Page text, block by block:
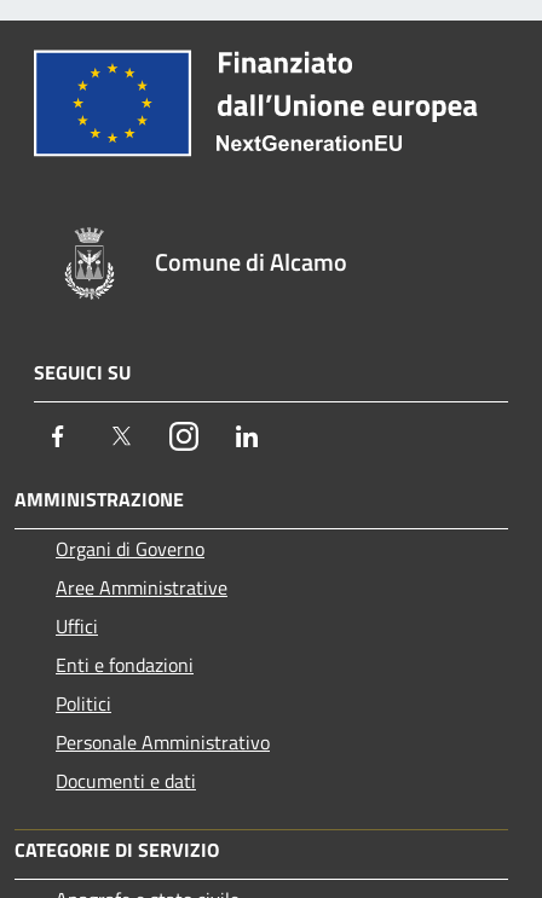
Comune di Alcamo
SEGUICI SU
Facebook TwitterInstagram
AMMINISTRAZIONE
Organi di Governo
Aree Amministrative
Uffici
Enti e fondazioni
Politici
Personale Amministrativo
Documenti e dati
CATEGORIE DI SERVIZIO